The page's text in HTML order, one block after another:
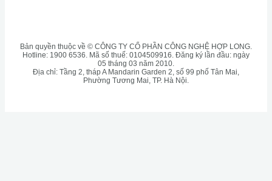
Bản quyền thuộc về © CÔNG TY CỔ PHẦN CÔNG NGHỆ HỢP LONG.
Hotline: 1900 6536. Mã số thuế: 0104509916. Đăng ký lần đầu: ngày
05 tháng 03 năm 2010.
Địa chỉ: Tầng 2, tháp A Mandarin Garden 2, số 99 phố Tân Mai,
Phường Tương Mai, TP. Hà Nội.